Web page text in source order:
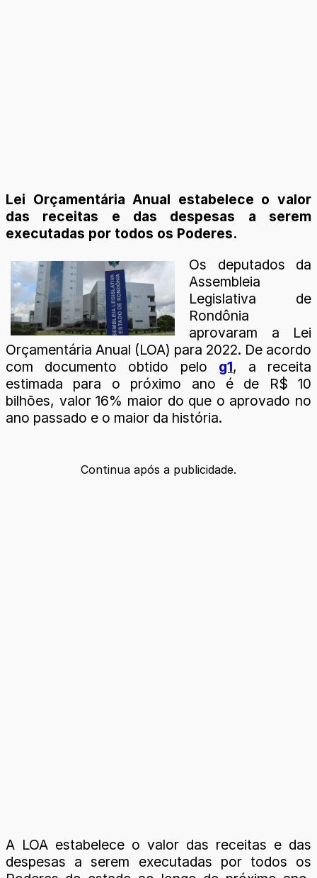
Lei Orçamentária Anual estabelece o valor
das receitas e das despesas a serem
executadas por todos os Poderes.
Os deputados da
Assembleia
Legislativa de
Rondônia
aprovaram a Lei
Orçamentária Anual (LOA) para 2022. De acordo
com documento obtido pelo g1, a receita
estimada para o próximo ano é de R$ 10
bilhões, valor 16% maior do que o aprovado no
ano passado e o maior da história.
Continua após a publicidade.
A LOA estabelece o valor das receitas e das
despesas a serem executadas por todos os